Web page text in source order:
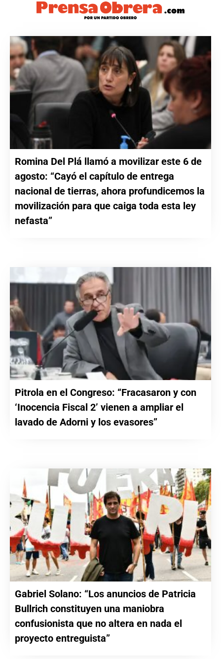
Romina Del Plá llamó a movilizar este 6 de
agosto: “Cayó el capítulo de entrega
nacional de tierras, ahora profundicemos la
movilización para que caiga toda esta ley
nefasta”
Pitrola en el Congreso: “Fracasaron y con
‘Inocencia Fiscal 2’ vienen a ampliar el
lavado de Adorni y los evasores”
Gabriel Solano: “Los anuncios de Patricia
Bullrich constituyen una maniobra
confusionista que no altera en nada el
proyecto entreguista”